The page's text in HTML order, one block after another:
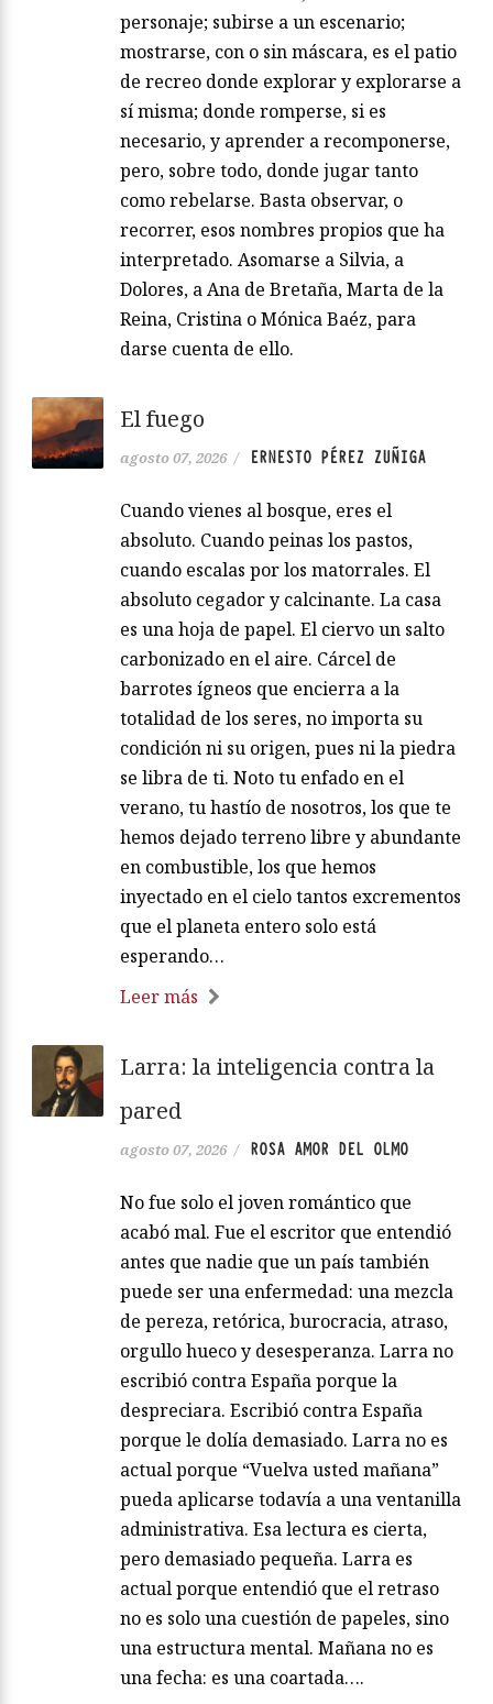
personaje; subirse a un escenario;
mostrarse, con o sin máscara, es el patio
de recreo donde explorar y explorarse a
sí misma; donde romperse, si es
necesario, y aprender a recomponerse,
pero, sobre todo, donde jugar tanto
como rebelarse. Basta observar, o
recorrer, esos nombres propios que ha
interpretado. Asomarse a Silvia, a
Dolores, a Ana de Bretaña, Marta de la
Reina, Cristina o Mónica Baéz, para
darse cuenta de ello.
El fuego
agosto 07, 2026 / ERNESTO PÉREZ ZUÑIGA
Cuando vienes al bosque, eres el
absoluto. Cuando peinas los pastos,
cuando escalas por los matorrales. El
absoluto cegador y calcinante. La casa
es una hoja de papel. El ciervo un salto
carbonizado en el aire. Cárcel de
barrotes ígneos que encierra a la
totalidad de los seres, no importa su
condición ni su origen, pues ni la piedra
se libra de ti. Noto tu enfado en el
verano, tu hastío de nosotros, los que te
hemos dejado terreno libre y abundante
en combustible, los que hemos
inyectado en el cielo tantos excrementos
que el planeta entero solo está
esperando…
Leer más
Larra: la inteligencia contra la
pared
agosto 07, 2026 / ROSA AMOR DEL OLMO
No fue solo el joven romántico que
acabó mal. Fue el escritor que entendió
antes que nadie que un país también
puede ser una enfermedad: una mezcla
de pereza, retórica, burocracia, atraso,
orgullo hueco y desesperanza. Larra no
escribió contra España porque la
despreciara. Escribió contra España
porque le dolía demasiado. Larra no es
actual porque “Vuelva usted mañana”
pueda aplicarse todavía a una ventanilla
administrativa. Esa lectura es cierta,
pero demasiado pequeña. Larra es
actual porque entendió que el retraso
no es solo una cuestión de papeles, sino
una estructura mental. Mañana no es
una fecha: es una coartada….